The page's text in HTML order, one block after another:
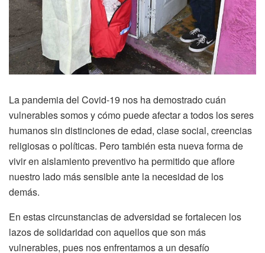
La pandemia del Covid-19 nos ha demostrado cuán
vulnerables somos y cómo puede afectar a todos los seres
humanos sin distinciones de edad, clase social, creencias
religiosas o políticas. Pero también esta nueva forma de
vivir en aislamiento preventivo ha permitido que aflore
nuestro lado más sensible ante la necesidad de los
demás.
En estas circunstancias de adversidad se fortalecen los
lazos de solidaridad con aquellos que son más
vulnerables, pues nos enfrentamos a un desafío